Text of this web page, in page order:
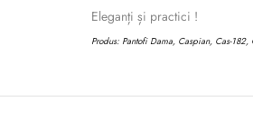
Eleganți și practici !
Produs: Pantofi Dama, Caspian, Cas-